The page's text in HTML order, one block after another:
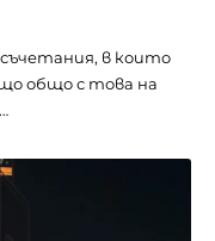
в които
общо с това на